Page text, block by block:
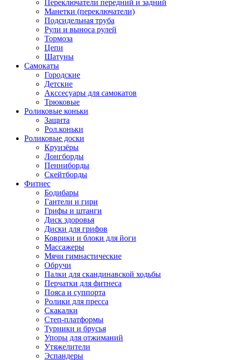
Переключатели передний и задний
Манетки (переключатели)
Подсидельная труба
Рули и выноса рулей
Тормоза
Цепи
Шатуны
Самокаты
Городские
Детские
Акссесуары для самокатов
Трюковые
Роликовые коньки
Защита
Рол.коньки
Роликовые доски
Круизёры
Лонгборды
Пенниборды
Скейтборды
Фитнес
Бодибары
Гантели и гири
Грифы и штанги
Диск здоровья
Диски для грифов
Коврики и блоки для йоги
Массажеры
Мячи гимнастические
Обручи
Палки для скандинавской ходьбы
Перчатки для фитнеса
Пояса и суппорта
Ролики для пресса
Скакалки
Степ-платформы
Турники и брусья
Упоры для отжиманий
Утяжелители
Эспандеры